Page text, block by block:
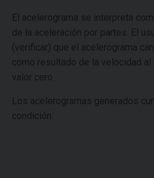
El acelerograma se interpreta
de la aceleración por partes. El
(verificar) que el acelerograma
como resultado de la velocidad
valor cero .
Los acelerogramas generados
condición.